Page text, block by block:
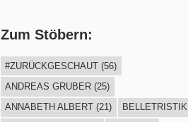
Zum Stöbern:
#ZURÜCKGESCHAUT (56)
ANDREAS GRUBER (25)
ANNABETH ALBERT (21) BELLETRISTIK